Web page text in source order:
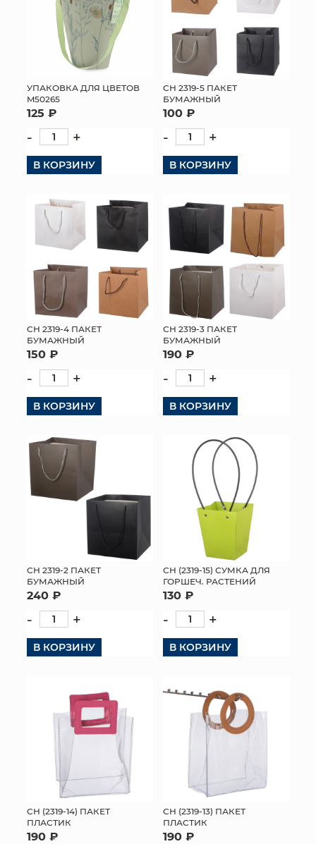
УПАКОВКА ДЛЯ ЦВЕТОВ
M50265
125 ₽
- +
В КОРЗИНУ
СН 2319-5 ПАКЕТ
БУМАЖНЫЙ
100 ₽
- +
В КОРЗИНУ
СН 2319-4 ПАКЕТ
БУМАЖНЫЙ
150 ₽
- +
В КОРЗИНУ
СН 2319-3 ПАКЕТ
БУМАЖНЫЙ
190 ₽
- +
В КОРЗИНУ
СН 2319-2 ПАКЕТ
БУМАЖНЫЙ
240 ₽
- +
В КОРЗИНУ
СН (2319-15) СУМКА ДЛЯ
ГОРШЕЧ. РАСТЕНИЙ
130 ₽
- +
В КОРЗИНУ
СН (2319-14) ПАКЕТ
ПЛАСТИК
190 ₽
СН (2319-13) ПАКЕТ
ПЛАСТИК
190 ₽